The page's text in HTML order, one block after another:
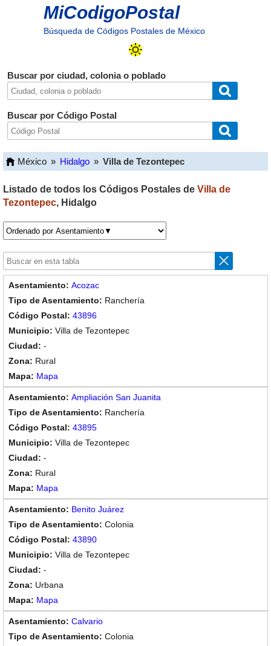
MiCodigoPostal
Búsqueda de Códigos Postales de México
Buscar por ciudad, colonia o poblado
Buscar por Código Postal
México » Hidalgo » Villa de Tezontepec
Listado de todos los Códigos Postales de Villa de
Tezontepec, Hidalgo
Acozac
Ranchería
43896
Villa de Tezontepec
-
Rural
Mapa
Ampliación San Juanita
Ranchería
43895
Villa de Tezontepec
-
Rural
Mapa
Benito Juárez
Colonia
43890
Villa de Tezontepec
-
Urbana
Mapa
Calvario
Colonia